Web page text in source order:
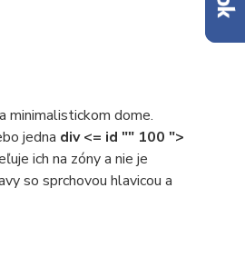
minimalistickom dome.
jedna div <= id "" 100 ">
ich na zóny a nie je
so sprchovou hlavicou a